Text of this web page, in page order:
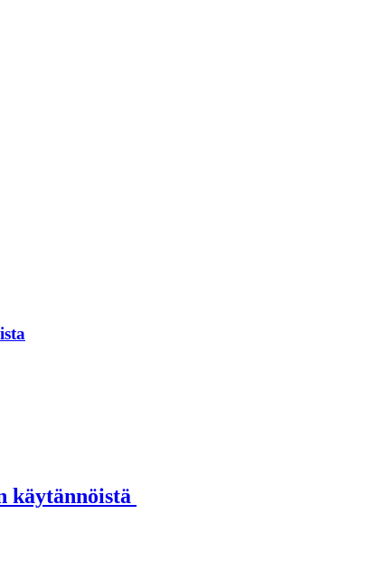
käytännöistä